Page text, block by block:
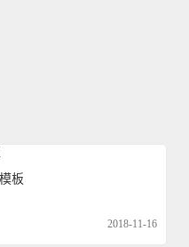
板
2018-11-16